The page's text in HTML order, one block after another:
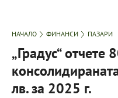
НАЧАЛО ФИНАНСИ ПАЗАРИ
„Градус“ отчете
лв. за 2025 г.